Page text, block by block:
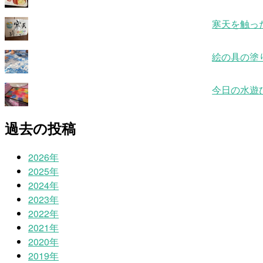
寒天を触っ
絵の具の塗
今日の水遊
過去の投稿
2026年
2025年
2024年
2023年
2022年
2021年
2020年
2019年